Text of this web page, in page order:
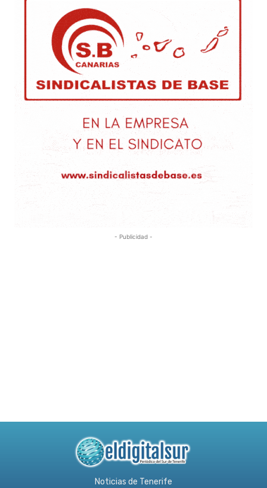
- Publicidad -
Noticias de Tenerife